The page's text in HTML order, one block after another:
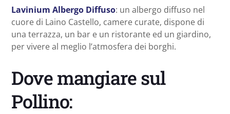
Lavinium Albergo Diffuso: un albergo diffuso nel
cuore di Laino Castello, camere curate, dispone di
una terrazza, un bar e un ristorante ed un giardino,
per vivere al meglio l’atmosfera dei borghi.
Dove mangiare sul
Pollino: